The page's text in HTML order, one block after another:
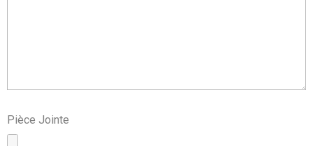
Pièce Jointe